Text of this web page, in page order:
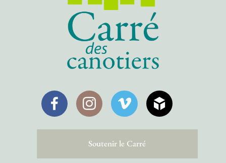
Soutenir le Carré